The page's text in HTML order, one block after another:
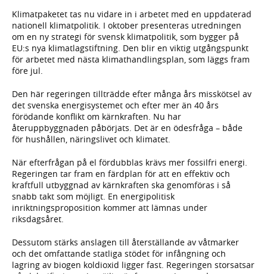
Klimatpaketet tas nu vidare in i arbetet med en uppdaterad
nationell klimatpolitik. I oktober presenteras utredningen
om en ny strategi för svensk klimatpolitik, som bygger på
EU:s nya klimatlagstiftning. Den blir en viktig utgångspunkt
för arbetet med nästa klimathandlingsplan, som läggs fram
före jul.
Den här regeringen tillträdde efter många års misskötsel av
det svenska energisystemet och efter mer än 40 års
förödande konflikt om kärnkraften. Nu har
återuppbyggnaden påbörjats. Det är en ödesfråga – både
för hushållen, näringslivet och klimatet.
När efterfrågan på el fördubblas krävs mer fossilfri energi.
Regeringen tar fram en färdplan för att en effektiv och
kraftfull utbyggnad av kärnkraften ska genomföras i så
snabb takt som möjligt. En energipolitisk
inriktningsproposition kommer att lämnas under
riksdagsåret.
Dessutom stärks anslagen till återställande av våtmarker
och det omfattande statliga stödet för infångning och
lagring av biogen koldioxid ligger fast. Regeringen storsatsar